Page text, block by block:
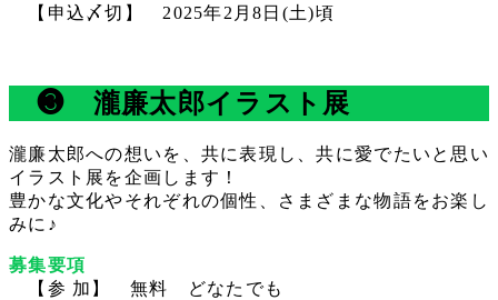
【申込〆切】 2025年2月8日(土)頃
❸ 瀧廉太郎イラスト展
瀧廉太郎への想いを、共に表現し、共に愛でたいと思い
イラスト展を企画します！
豊かな文化やそれぞれの個性、さまざまな物語をお楽し
みに♪
募集要項
【参 加】 無料 どなたでも